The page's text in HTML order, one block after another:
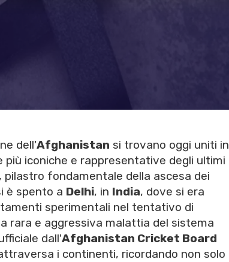
dell'Afghanistan si trovano oggi uniti in
iconiche e rappresentative degli ultimi
pilastro fondamentale della ascesa dei
è spento a Delhi, in India, dove si era
sperimentali nel tentativo di
rara e aggressiva malattia del sistema
dall'Afghanistan Cricket Board
i continenti, ricordando non solo